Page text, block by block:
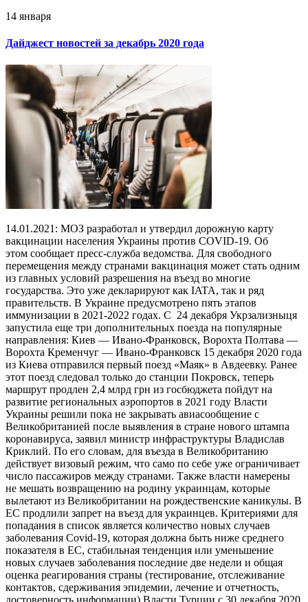
14 января
Дайджест новостей за декабрь 2020 года
14.01.2021: МОЗ разработал и утвердил дорожную карту
вакцинации населения Украины против COVID-19. Об
этом сообщает пресс-служба ведомства. Для свободного
перемещения между странами вакцинация может стать одним
из главных условий разрешения на въезд во многие
государства. Это уже декларируют как IATA, так и ряд
правительств. В Украине предусмотрено пять этапов
иммунизации в 2021-2022 годах. С 24 декабря Укрзализныця
запустила еще три дополнительных поезда на популярные
направления: Киев — Ивано-Франковск, Ворохта Полтава —
Ворохта Кременчуг — Ивано-Франковск 15 декабря 2020 года
из Киева отправился первый поезд «Маяк» в Авдеевку. Ранее
этот поезд следовал только до станции Покровск, теперь
маршрут продлен 2,4 млрд грн из госбюджета пойдут на
развитие региональных аэропортов в 2021 году Власти
Украины решили пока не закрывать авиасообщение с
Великобританией после выявления в стране нового штампа
коронавируса, заявил министр инфраструктуры Владислав
Криклий. По его словам, для въезда в Великобританию
действует визовый режим, что само по себе уже ограничивает
число пассажиров между странами. Также власти намерены
не мешать возвращению на родину украинцам, которые
вылетают из Великобритании на рождественские каникулы. В
ЕС продлили запрет на въезд для украинцев. Критериями для
попадания в список является количество новых случаев
заболевания Covid-19, которая должна быть ниже среднего
показателя в ЕС, стабильная тенденция или уменьшение
новых случаев заболевания последние две недели и общая
оценка реагирования страны (тестирование, отслеживание
контактов, сдерживания эпидемии, лечение и отчетность,
достоверность информации) Власти Турции с 30 декабря 2020